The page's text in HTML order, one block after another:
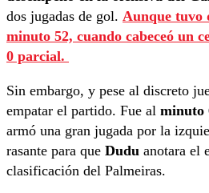
dos jugadas de gol. Aunque tuvo
minuto 52, cuando cabeceó un
0 parcial.
Sin embargo, y pese al discreto
empatar el partido. Fue al minuto
armó una gran jugada por la
rasante para que Dudu anotara el
clasificación del Palmeiras.